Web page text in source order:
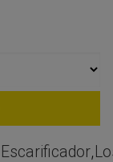
Escarificador,